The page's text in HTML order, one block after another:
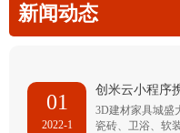
新闻动态
01
2022-1
创米云小程序
3D建材家具城盛
瓷砖、卫浴、软